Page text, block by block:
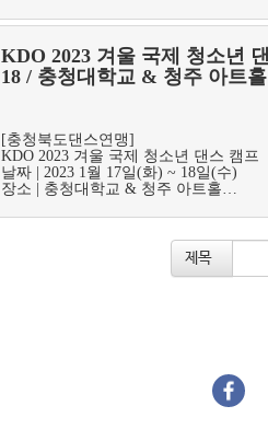
KDO 2023 겨울 국제 청소년
18 / 충청대학교 & 청주 아트홀
[충청북도댄스연맹]
KDO 2023 겨울 국제 청소년 댄스 캠프
날짜 | 2023 1월 17일(화) ~ 18일(수)
장소 | 충청대학교 & 청주 아트홀…
제목